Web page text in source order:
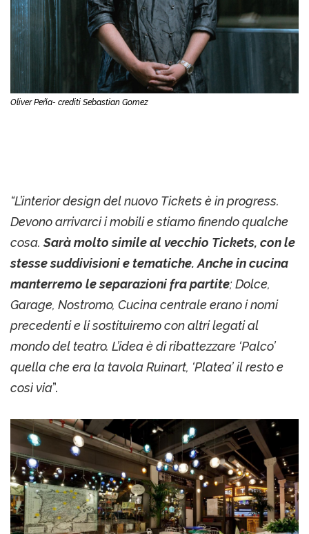
Oliver Peña- crediti Sebastian Gomez
“L’interior design del nuovo Tickets è in progress.
Devono arrivarci i mobili e stiamo finendo qualche
cosa.Sarà molto simile al vecchio Tickets, con le
stesse suddivisioni e tematiche. Anche in cucina
manterremo le separazioni fra partite; Dolce,
Garage, Nostromo, Cucina centrale erano i nomi
precedenti e li sostituiremo con altri legati al
mondo del teatro. L’idea è di ribattezzare ‘Palco’
quella che era la tavola Ruinart, ‘Platea’ il resto e
così via”.